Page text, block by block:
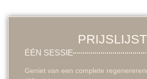
PRIJSLIJST
ÉÉN SESSIE
Geniet van een complete